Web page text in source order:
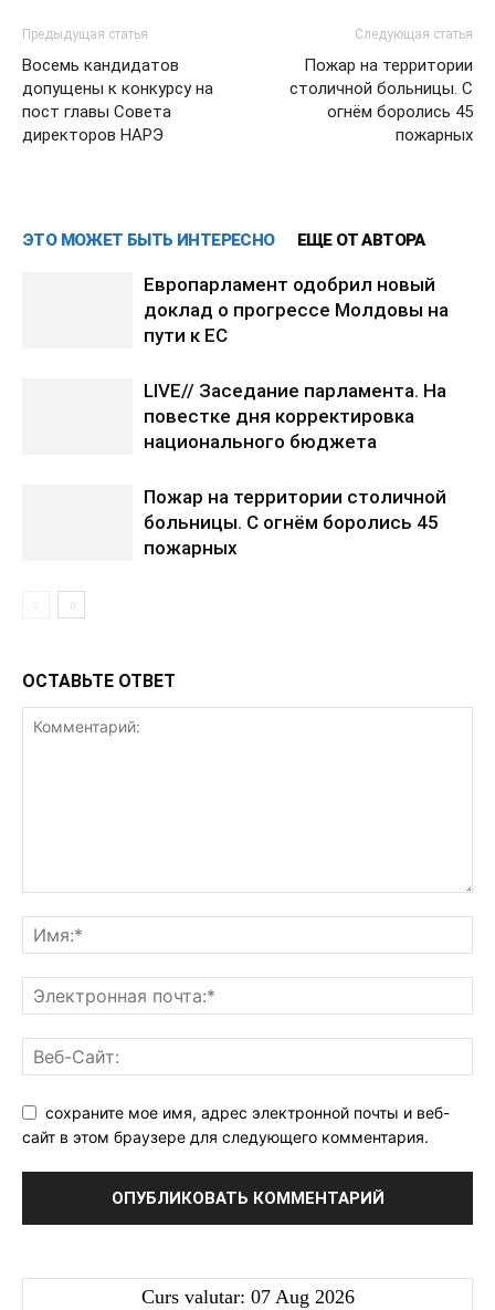
Предыдущая статья
Восемь кандидатов
допущены к конкурсу на
пост главы Совета
директоров НАРЭ
Следующая статья
Пожар на территории
столичной больницы. С
огнём боролись 45
пожарных
ЭТО МОЖЕТ БЫТЬ ИНТЕРЕСНО ЕЩЕ ОТ АВТОРА
Европарламент одобрил новый
доклад о прогрессе Молдовы на
пути к ЕС
LIVE// Заседание парламента. На
повестке дня корректировка
национального бюджета
Пожар на территории столичной
больницы. С огнём боролись 45
пожарных
ОСТАВЬТЕ ОТВЕТ
сохраните мое имя, адрес электронной почты и веб-
сайт в этом браузере для следующего комментария.
Curs valutar: 07 Aug 2026